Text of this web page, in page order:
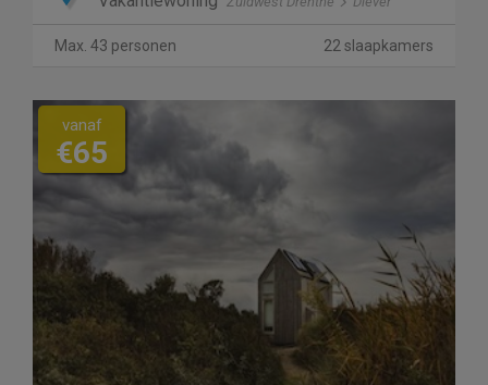
Max. 43 personen 22 slaapkamers
vanaf
€65